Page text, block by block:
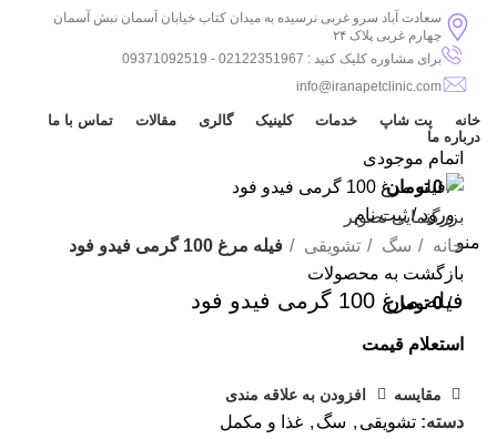
سعادت آباد سرو غربی نرسیده به میدان کتاب خیابان آسمان نبش آسمان
چهارم غربی پلاک ۲۴
برای مشاوره کلیک کنید : 02122351967 - 09371092519
info@iranapetclinic.com
خانه پت شاپ خدمات کلینیک گالری مقالات
تماس با ما
درباره ما
/
0 تومان
ورود / ثبت نام
منو
/
0 تومان
اتمام موجودی
بزرگنمایی تصویر
خانه
سگ تشویقی
فیله مرغ 100 گرمی فیدو فود
بازگشت به محصولات
فیله مرغ 100 گرمی فیدو فود
استعلام قیمت
مقایسه افزودن به علاقه مندی
دسته: تشویقی , سگ , غذا و مکمل